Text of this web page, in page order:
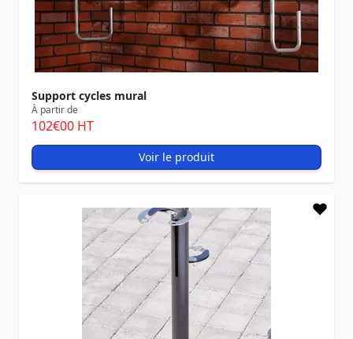
Support cycles mural
À partir de
102€00 HT
Voir le produit